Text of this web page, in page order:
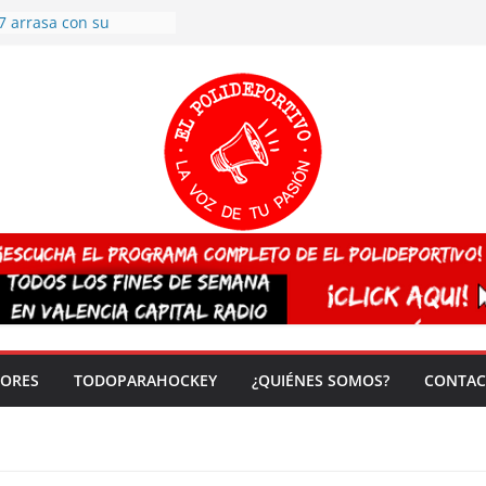
arrasa con su
España sub20
del mundo
vez!
TODOPARAHOCKEY ¿QUIÉNES SOMOS?